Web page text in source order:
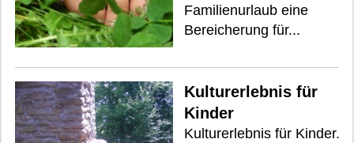
Familienurlaub eine
Bereicherung für...
Kulturerlebnis für
Kinder
Kulturerlebnis für Kinder.